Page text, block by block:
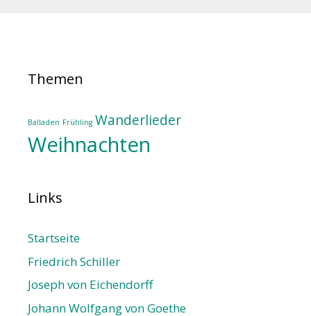
Themen
Balladen Frühling Wanderlieder
Weihnachten
Links
Startseite
Friedrich Schiller
Joseph von Eichendorff
Johann Wolfgang von Goethe